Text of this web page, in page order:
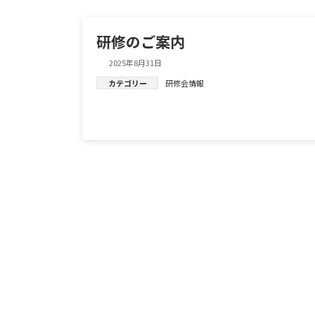
研修のご案内
2025年8月31日
カテゴリー
研修会情報